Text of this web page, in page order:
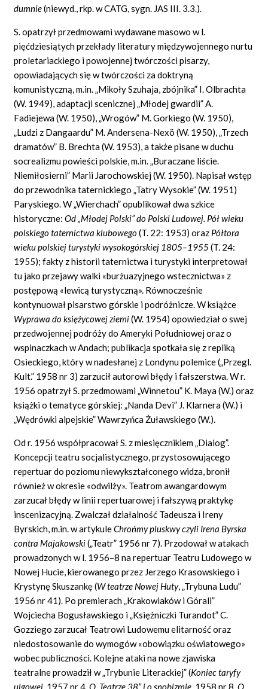
dumnie(niewyd., rkp. w CATG, sygn. JAS III. 3.3.).
S. opatrzył przedmowami wydawane masowo w l.
pięćdziesiątych przekłady literatury międzywojennego nurtu
proletariackiego i powojennej twórczości pisarzy,
opowiadających się w twórczości za doktryną
komunistyczną, m.in. „Mikoły Szuhaja, zbójnika” I. Olbrachta
(W. 1949), adaptacji scenicznej „Młodej gwardii” A.
Fadiejewa (W. 1950), „Wrogów” M. Gorkiego (W. 1950),
„Ludzi z Dangaardu” M. Andersena-Nexö (W. 1950), „Trzech
dramatów” B. Brechta (W. 1953), a także pisane w duchu
socrealizmu powieści polskie, m.in. „Buraczane liście.
Niemiłosierni” Marii Jarochowskiej (W. 1950). Napisał wstęp
do przewodnika taternickiego „Tatry Wysokie” (W. 1951)
Paryskiego. W „Wierchach” opublikował dwa szkice
historyczne:Od „Młodej Polski” do Polski Ludowej. Pół wieku
polskiego taternictwa klubowego(T. 22: 1953) oraz Półtora
wieku polskiej turystyki wysokogórskiej 1805–1955(T. 24:
1955); fakty z historii taternictwa i turystyki interpretował
tu jako przejawy walki «burżuazyjnego wstecznictwa» z
postępową «lewicą turystyczną». Równocześnie
kontynuował pisarstwo górskie i podróżnicze. W książce
Wyprawa do księżycowej ziemi(W. 1954) opowiedział o swej
przedwojennej podróży do Ameryki Południowej oraz o
wspinaczkach w Andach; publikacja spotkała się z repliką
Osieckiego, który w nadesłanej z Londynu polemice („Przegl.
Kult.” 1958 nr 3) zarzucił autorowi błędy i fałszerstwa. W r.
1956 opatrzył S. przedmowami „Winnetou” K. Maya (W.) oraz
książki o tematyce górskiej: „Nanda Devi” J. Klarnera (W.) i
„Wędrówki alpejskie” Wawrzyńca Żuławskiego (W.).
Od r. 1956 współpracował S. z miesięcznikiem „Dialog”.
Koncepcji teatru socjalistycznego, przystosowującego
repertuar do poziomu niewykształconego widza, bronił
również w okresie «odwilży». Teatrom awangardowym
zarzucał błędy w linii repertuarowej i fałszywą praktykę
inscenizacyjną. Zwalczał działalność Tadeusza i Ireny
Byrskich, m.in. w artykuleChrońmy pluskwy czyli Irena Byrska
contra Majakowski(„Teatr” 1956 nr 7). Przodował w atakach
prowadzonych w l. 1956–8 na repertuar Teatru Ludowego w
Nowej Hucie, kierowanego przez Jerzego Krasowskiego i
Krystynę Skuszankę (W teatrze Nowej Huty, „Trybuna Ludu”
1956 nr 41). Po premierach „Krakowiaków i Górali”
Wojciecha Bogusławskiego i „Księżniczki Turandot” C.
Gozziego zarzucał Teatrowi Ludowemu elitarność oraz
niedostosowanie do wymogów «obowiązku oświatowego»
wobec publiczności. Kolejne ataki na nowe zjawiska
teatralne prowadził w „Trybunie Literackiej” (Koniec taryfy
ulgowej , 1957 nr 4,O „Teatrze 38” i o snobizmie , 1958 nr 8,O